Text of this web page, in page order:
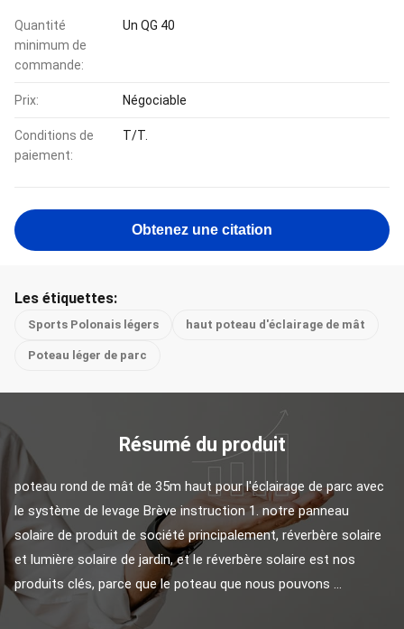
Quantité
minimum de
commande:
Un QG 40
Prix: Négociable
Conditions de
paiement:
T/T.
Obtenez une citation
Les étiquettes:
Sports Polonais légers haut poteau d'éclairage de mât
Poteau léger de parc
Résumé du produit
poteau rond de mât de 35m haut pour l'éclairage de parc avec
le système de levage Brève instruction 1. notre panneau
solaire de produit de société principalement, réverbère solaire
et lumière solaire de jardin, et le réverbère solaire est nos
produits clés, parce que le poteau que nous pouvons ...